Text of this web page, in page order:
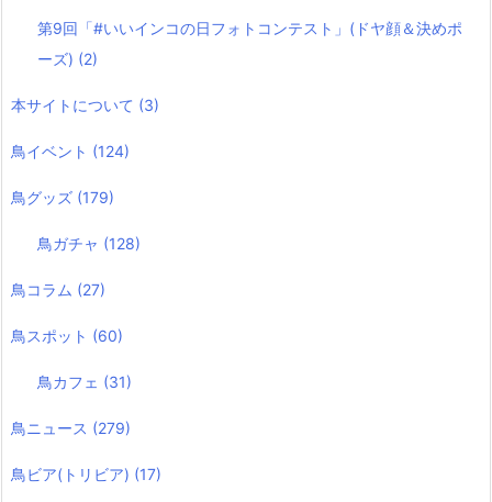
第9回「#いいインコの日フォトコンテスト」(ドヤ顔＆決めポ
ーズ) (2)
本サイトについて (3)
鳥イベント (124)
鳥グッズ (179)
鳥ガチャ (128)
鳥コラム (27)
鳥スポット (60)
鳥カフェ (31)
鳥ニュース (279)
鳥ビア(トリビア) (17)